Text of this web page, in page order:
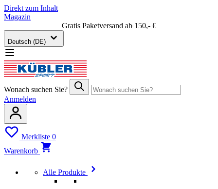
Direkt zum Inhalt
Magazin
Gratis Paketversand ab 150,- €
Deutsch (DE)
Wonach suchen Sie?
Anmelden
Merkliste 0
Warenkorb
Alle Produkte